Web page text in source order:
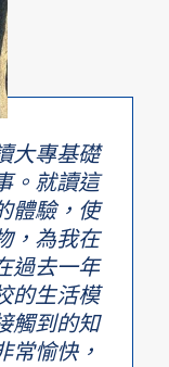
大專基礎
。就讀這
體驗，使
，為我在
過去一年
的生活模
觸到的知
常愉快，